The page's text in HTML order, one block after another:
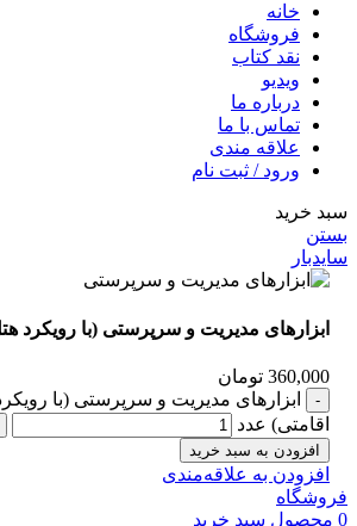
خانه
فروشگاه
نقد کتاب
ویدیو
درباره‌ ما
تماس با ما
علاقه مندی
ورود / ثبت نام
سبد خرید
بستن
سایدبار
ابزارهای مدیریت و سرپرستی (با رویکرد
360,000 تومان
ابزارهای مدیریت و سرپرستی (با
اقامتی) عدد
افزودن به سبد خرید
افزودن به علاقه‌مندی
فروشگاه
0 محصول سبد خرید